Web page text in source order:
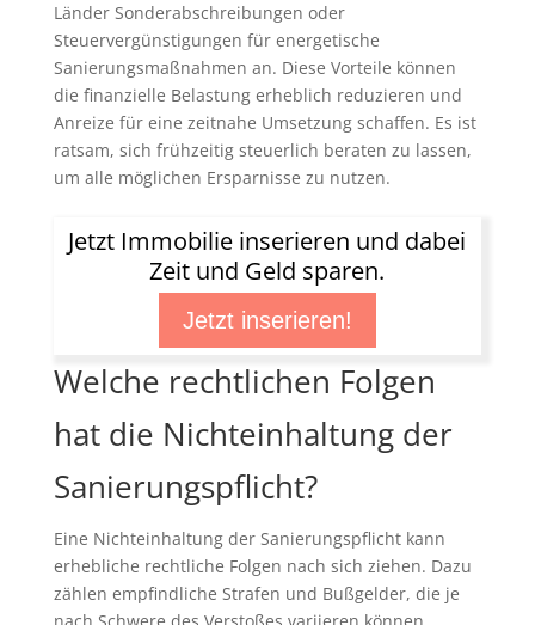
Länder Sonderabschreibungen oder
Steuervergünstigungen für energetische
Sanierungsmaßnahmen an. Diese Vorteile können
die finanzielle Belastung erheblich reduzieren und
Anreize für eine zeitnahe Umsetzung schaffen. Es ist
ratsam, sich frühzeitig steuerlich beraten zu lassen,
um alle möglichen Ersparnisse zu nutzen.
Jetzt Immobilie inserieren und dabei
Zeit und Geld sparen.
Jetzt inserieren!
Welche rechtlichen Folgen
hat die Nichteinhaltung der
Sanierungspflicht?
Eine Nichteinhaltung der Sanierungspflicht kann
erhebliche rechtliche Folgen nach sich ziehen. Dazu
zählen empfindliche Strafen und Bußgelder, die je
nach Schwere des Verstoßes variieren können.